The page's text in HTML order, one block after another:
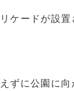
ケードが設置
ずに公園に